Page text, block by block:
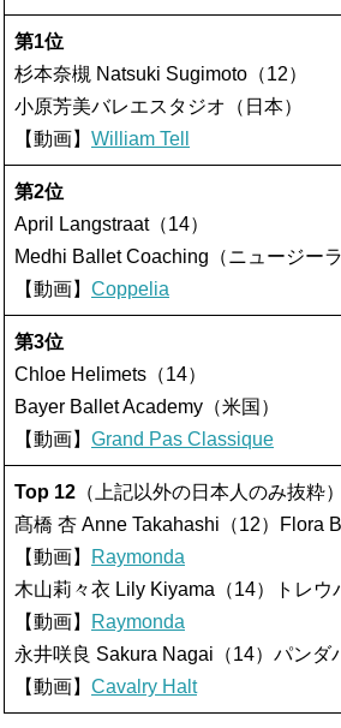
第1位
杉本奈槻 Natsuki Sugimoto（12）
小原芳美バレエスタジオ（日本）
【動画】 William Tell
第2位
April Langstraat（14）
Medhi Ballet Coaching（ニュージーラ
【動画】 Coppelia
第3位
Chloe Helimets（14）
Bayer Ballet Academy（米国）
【動画】 Grand Pas Classique
Top 12 （上記以外の日本人のみ抜粋）
髙橋 杏 Anne Takahashi（12）Flora
【動画】
Raymonda
木山莉々衣 Lily Kiyama（14）トレウ
【動画】
Raymonda
永井咲良 Sakura Nagai（14）パンダ
【動画】 Cavalry Halt